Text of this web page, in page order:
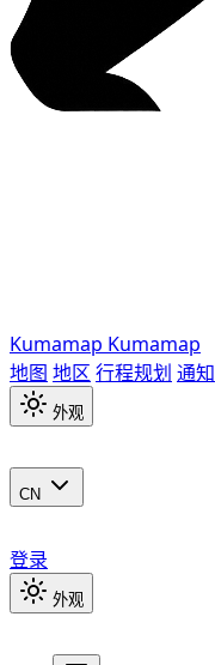
Kumamap Kumamap
地图 地区 行程规划 通知
外观
CN
登录
外观